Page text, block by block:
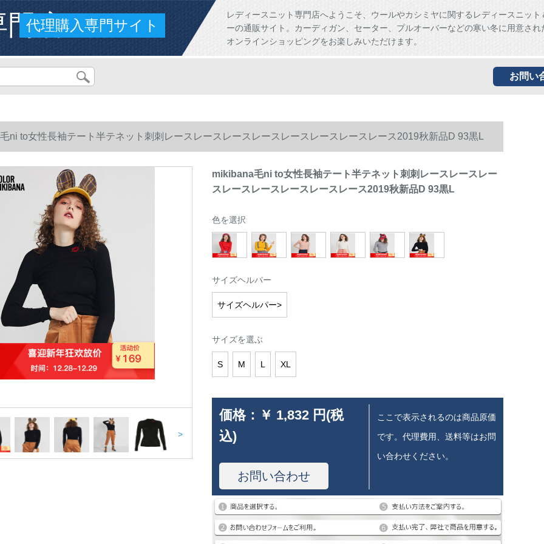
店
代理購入専門サイト
レディースニット専門店へようこそ、ウールやカシミヤに関するレディースニット
ーの通販サイト。カーディガン、セーター、プルオーバーなどの寒い冬に用意され
オンラインショッピングをお楽しみいただけます。
お問い
ni to女性長袖テート半テネット刺刺レースレースレースレースレースレースレースレース2019秋新品D 93黒L
>
mikibana毛ni to女性長袖テート半テネット刺刺レースレースレー
スレースレースレースレースレース2019秋新品D 93黒L
色を選択
サイズヘルパー
サイズヘルパー>
サイズを選ぶ
S M L XL
価格： ￥ 1,832 円(税
込)
お問い合わせ
ここで表示されるのは商品原価
です。代理費用、送料等はお問
い合わせください。